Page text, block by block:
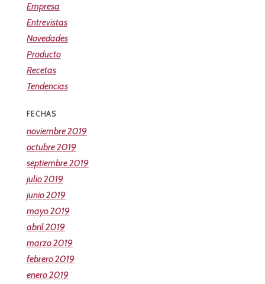
Empresa
Entrevistas
Novedades
Producto
Recetas
Tendencias
FECHAS
noviembre 2019
octubre 2019
septiembre 2019
julio 2019
junio 2019
mayo 2019
abril 2019
marzo 2019
febrero 2019
enero 2019